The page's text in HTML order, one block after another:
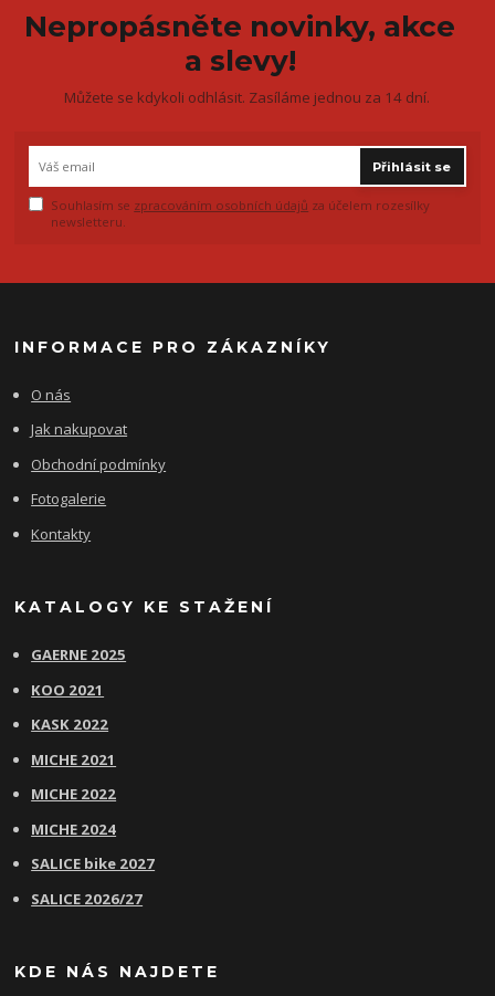
Nepropásněte novinky, akce
a slevy!
Můžete se kdykoli odhlásit. Zasíláme jednou za 14 dní.
Přihlásit se
Souhlasím se zpracováním osobních údajů za účelem rozesílky
newsletteru.
INFORMACE PRO ZÁKAZNÍKY
O nás
Jak nakupovat
Obchodní podmínky
Fotogalerie
Kontakty
KATALOGY KE STAŽENÍ
GAERNE 2025
KOO 2021
KASK 2022
MICHE 2021
MICHE 2022
MICHE 2024
SALICE bike 2027
SALICE 2026/27
KDE NÁS NAJDETE